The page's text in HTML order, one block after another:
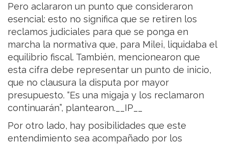
Pero aclararon un punto que consideraron
esencial: esto no significa que se retiren los
reclamos judiciales para que se ponga en
marcha la normativa que, para Milei, liquidaba el
equilibrio fiscal. También, mencionearon que
esta cifra debe representar un punto de inicio,
que no clausura la disputa por mayor
presupuesto. “Es una migaja y los reclamaron
continuarán”, plantearon.__IP__
Por otro lado, hay posibilidades que este
entendimiento sea acompañado por los